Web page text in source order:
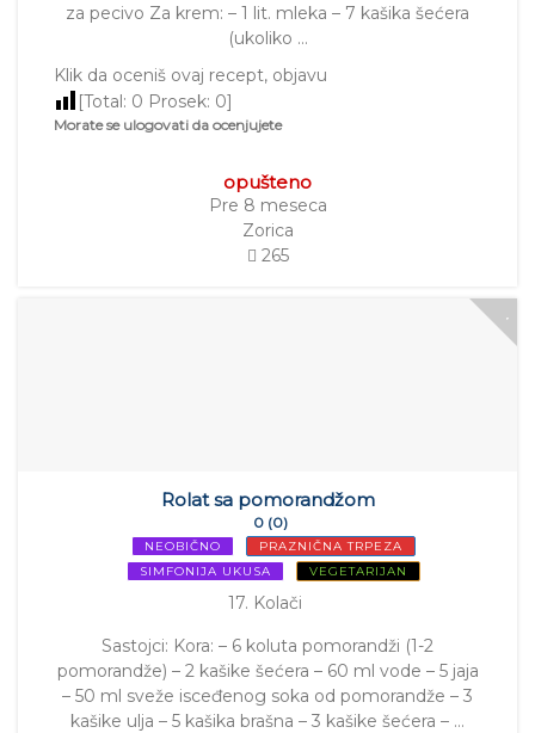
za pecivo Za krem: – 1 lit. mleka – 7 kašika šećera
(ukoliko …
Klik da oceniš ovaj recept, objavu
[Total: 0 Prosek: 0]
Morate se ulogovati da ocenjujete
opušteno
Pre 8 meseca
Zorica
265
Rolat sa pomorandžom
0 (0)
NEOBIČNO
PRAZNIČNA TRPEZA
SIMFONIJA UKUSA
VEGETARIJAN
17. Kolači
Sastojci: Kora: – 6 koluta pomorandži (1-2
pomorandže) – 2 kašike šećera – 60 ml vode – 5 jaja
– 50 ml sveže isceđenog soka od pomorandže – 3
kašike ulja – 5 kašika brašna – 3 kašike šećera – …